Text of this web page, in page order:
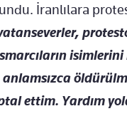
İranlılara
anlamsızca
ettim. Yardım